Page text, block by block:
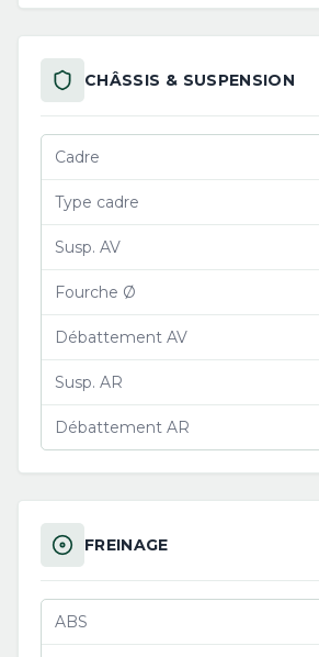
CHÂSSIS & SUSPENSION
Cadre
Type cadre
Susp. AV
Fourche Ø
Débattement AV
Susp. AR
Débattement AR
FREINAGE
ABS